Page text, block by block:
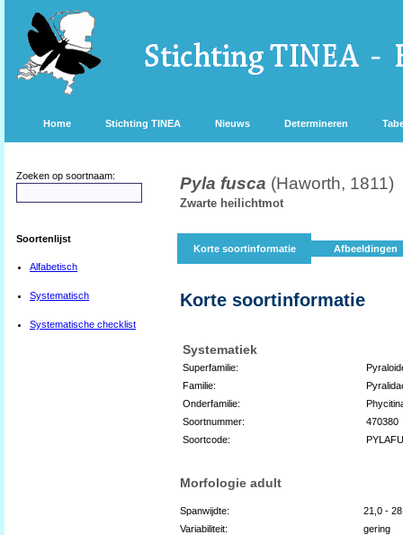
Home Stichting TINEA Nieuws Determineren
Zoeken op soortnaam:
Soortenlijst
Alfabetisch
Systematisch
Systematische checklist
Pyla fusca (Haworth, 1811)
Zwarte heilichtmot
Korte soortinformatie Afbeeldingen
Korte soortinformatie
Systematiek
Superfamilie:
Familie:
Onderfamilie:
Soortnummer:
470380
Soortcode:
Morfologie adult
Spanwijdte:
21,0 -
Variabiliteit:
gering